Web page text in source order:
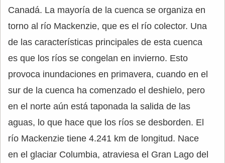
Canadá. La mayoría de la cuenca se organiza en
torno al río Mackenzie, que es el río colector. Una
de las características principales de esta cuenca
es que los ríos se congelan en invierno. Esto
provoca inundaciones en primavera, cuando en el
sur de la cuenca ha comenzado el deshielo, pero
en el norte aún está taponada la salida de las
aguas, lo que hace que los ríos se desborden. El
río Mackenzie tiene 4.241 km de longitud. Nace
en el glaciar Columbia, atraviesa el Gran Lago del